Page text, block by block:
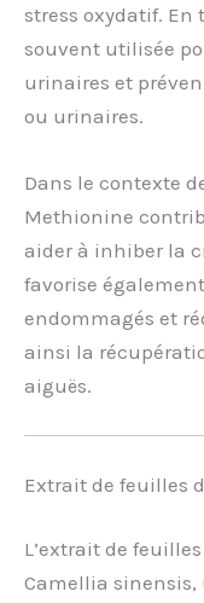
stress oxydatif.
souvent utilisée
urinaires et
ou urinaires.
Dans le contexte
Methionine
aider à inhiber la
favorise
endommagés et
ainsi la
aiguës.
Extrait de feuilles
L’extrait de
Camellia sinensis,